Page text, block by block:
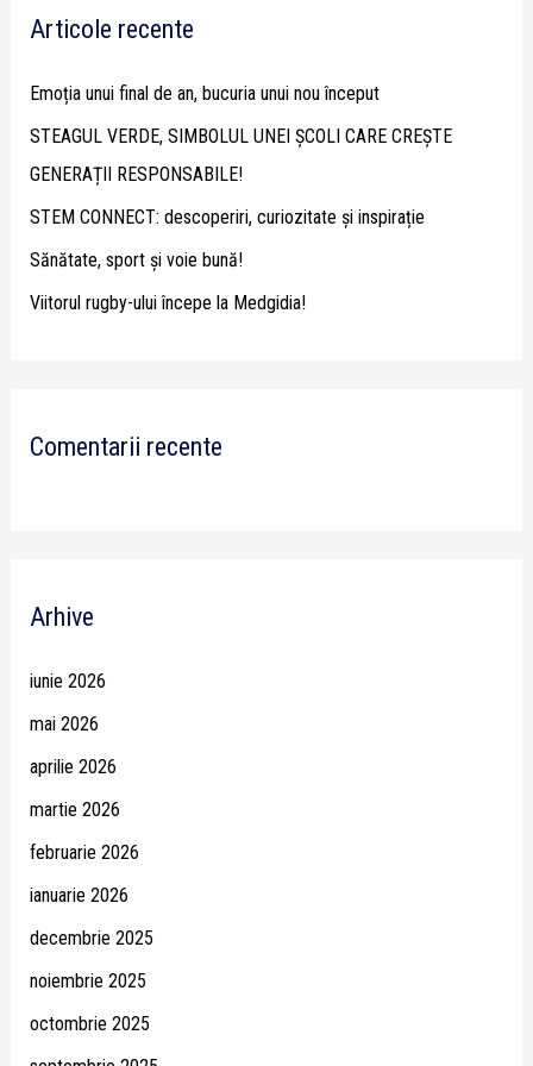
c
o
r
:
Articole recente
Emoția unui final de an, bucuria unui nou început
STEAGUL VERDE, SIMBOLUL UNEI ȘCOLI CARE CREȘTE
GENERAȚII RESPONSABILE!
STEM CONNECT: descoperiri, curiozitate și inspirație
Sănătate, sport și voie bună!
Viitorul rugby-ului începe la Medgidia!
Comentarii recente
Arhive
iunie 2026
mai 2026
aprilie 2026
martie 2026
februarie 2026
ianuarie 2026
decembrie 2025
noiembrie 2025
octombrie 2025